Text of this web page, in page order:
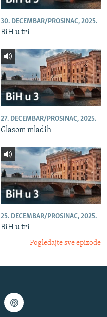
30. DECEMBAR/PROSINAC, 2025.
BiH u tri
27. DECEMBAR/PROSINAC, 2025.
Glasom mladih
25. DECEMBAR/PROSINAC, 2025.
BiH u tri
Pogledajte sve epizode